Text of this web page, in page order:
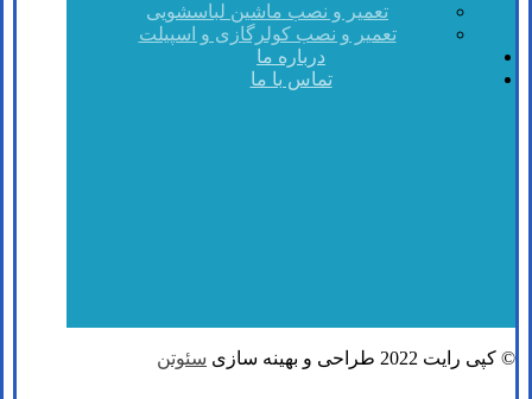
تعمیر و نصب ماشین لباسشویی
تعمیر و نصب کولرگازی و اسپیلت
درباره ما
تماس با ما
© کپی رایت 2022 طراحی و بهینه سازی سئوتن